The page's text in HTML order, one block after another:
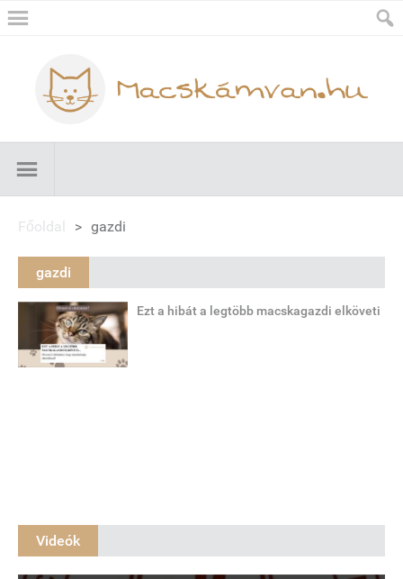
Főoldal > gazdi
gazdi
Ezt a hibát a legtöbb macskagazdi elköveti
Videók